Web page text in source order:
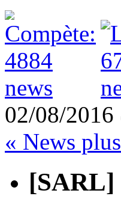
02/08/
« News
[SARL]